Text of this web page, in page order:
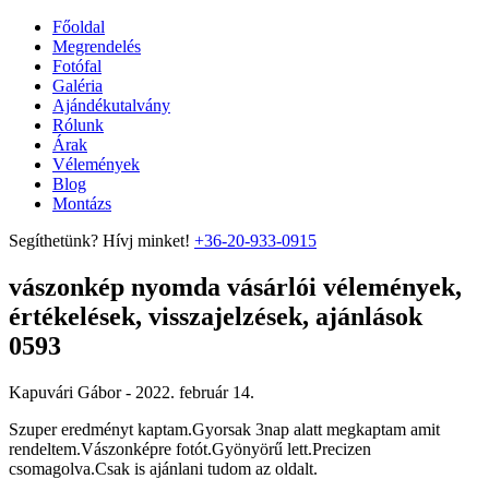
Főoldal
Megrendelés
Fotófal
Galéria
Ajándékutalvány
Rólunk
Árak
Vélemények
Blog
Montázs
Segíthetünk? Hívj minket! +36-20-933-0915
vászonkép nyomda vásárlói vélemények,
értékelések, visszajelzések, ajánlások
0593
Kapuvári Gábor - 2022. február 14.
Szuper eredményt kaptam.Gyorsak 3nap alatt megkaptam amit
rendeltem.Vászonképre fotót.Gyönyörű lett.Precizen
csomagolva.Csak is ajánlani tudom az oldalt.